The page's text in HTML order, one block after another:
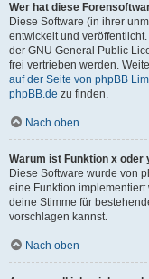
Wer hat diese
Diese Software (in ihrer
entwickelt und
der GNU General Public
frei vertrieben werden.
auf der Seite von phpBB
phpBB.de zu finden.
Nach oben
Warum ist Funktion x oder
Diese Software wurde von
eine Funktion
deine Stimme für
vorschlagen kannst.
Nach oben